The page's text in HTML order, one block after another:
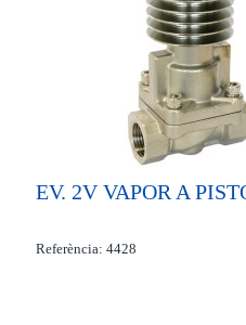
EV. 2V VAPOR A
Referència: 4428